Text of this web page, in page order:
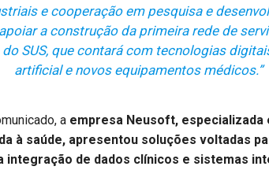
e cooperação em pesquisa e
a construção da primeira rede de
SUS, que contará com tecnologias
artificial e novos equipamentos médicos.”
a empresa Neusoft, especializada
à saúde, apresentou soluções voltadas
integração de dados clínicos e sistemas